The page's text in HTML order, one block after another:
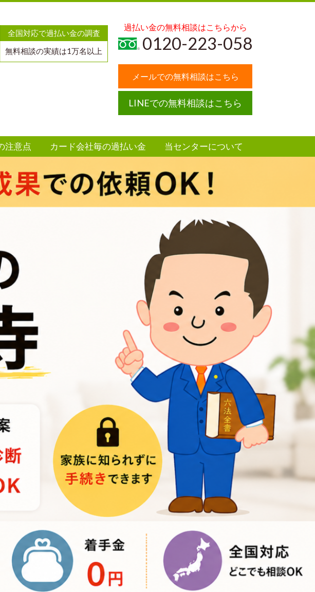
全国対応で過払い金の調査
無料相談の実績は1万名以上
過払い金の無料相談はこちらから
0120-223-058
メールでの無料相談はこちら
LINEでの無料相談はこちら
注意点 カード会社毎の過払い金 当センターについて